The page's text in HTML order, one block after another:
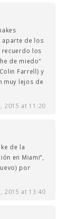
aparte de los
recuerdo los
de miedo”
Farrell) y
muy lejos de
2015 at 11:20
de la
en Miami”,
por
2015 at 13:40